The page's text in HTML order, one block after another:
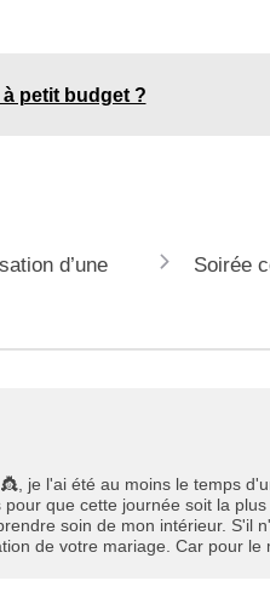
petit budget ?
d’une
Soirée
je l'ai été au moins le temps
que cette journée soit la
soin de mon intérieur. S'il
de votre mariage. Car pour